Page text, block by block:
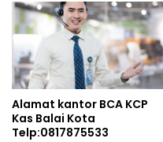
81 RI di Grahadi: Doakan
Pahlawan Pejuang Bangsa
Sekaligus Ikhtiar Jaga
Indonesia dan Kuatkan
Persatuan
Alamat kantor BCA KCP
Kas Balai Kota
Telp:0817875533